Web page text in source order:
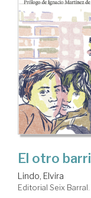
El otro
Lindo, Elvira
Editorial Seix